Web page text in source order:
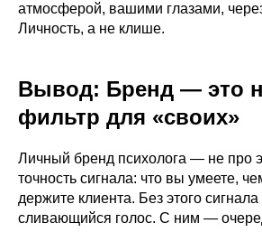
атмосферой, вашими глазами,
Личность, а не клише.
Вывод: Бренд — это
фильтр для «своих»
Личный бренд психолога — не про
точность сигнала: что вы умеете,
держите клиента. Без этого
сливающийся голос. С ним —